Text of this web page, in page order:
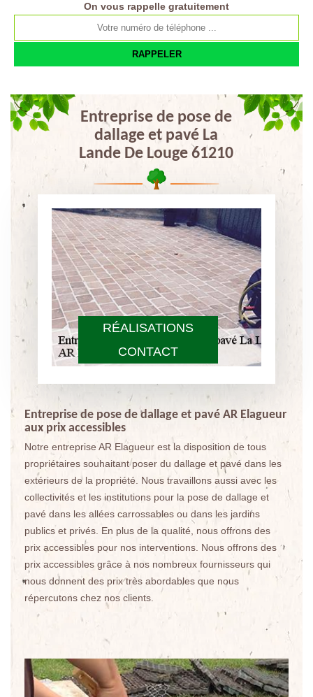
RÉALISATIONS
CONTACT
On vous rappelle gratuitement
Entreprise de pose de
dallage et pavé La
Lande De Louge 61210
Entreprise de pose de dallage et pavé AR Elagueur
aux prix accessibles
Notre entreprise AR Elagueur est la disposition de tous
propriétaires souhaitant poser du dallage et pavé dans les
extérieurs de la propriété. Nous travaillons aussi avec les
collectivités et les institutions pour la pose de dallage et
pavé dans les allées carrossables ou dans les jardins
publics et privés. En plus de la qualité, nous offrons des
prix accessibles pour nos interventions. Nous offrons des
prix accessibles grâce à nos nombreux fournisseurs qui
nous donnent des prix très abordables que nous
répercutons chez nos clients.